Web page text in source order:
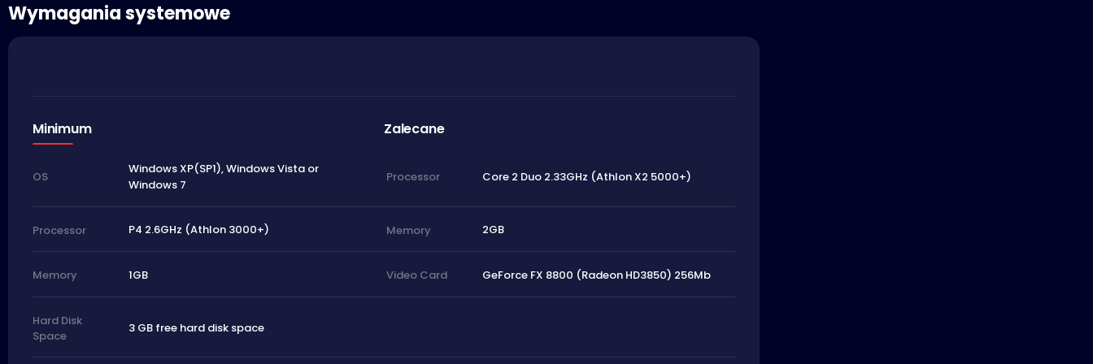
Wymagania systemowe
Minimum Zalecane
OS
Windows XP(SP1), Windows Vista or
Windows 7
Processor Core 2 Duo 2.33GHz (Athlon X2 5000+)
Processor P4 2.6GHz (Athlon 3000+) Memory 2GB
Memory 1GB Video Card GeForce FX 8800 (Radeon HD3850) 256Mb
Hard Disk
Space
3 GB free hard disk space